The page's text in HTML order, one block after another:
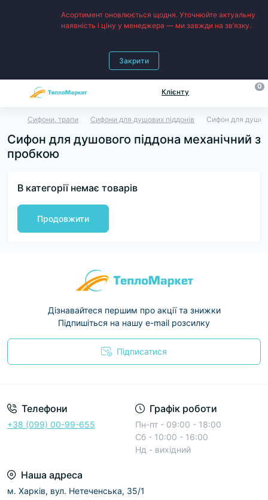
Асортимент оновлюється щодня. Уточнюйте актуальну
наявність і ціну у менеджера — ми завжди на зв’язку.
Закрити
Клієнту
0
Сифони, трапи Сифони для душових піддонів Сифон для
Сифон для душового піддона механічний з
пробкою
В категорії немає товарів
Продовжити
Дізнавайтеся першим про акції та знижки
Підпишіться на нашу e-mail розсилку
Підписатися
Телефони
+38 (099) 00-99-655
Графік роботи
Пн-пт - 09:00 - 18:00
Сб - 10:00 - 16:00
Нд - вихідний
Наша адреса
м. Харків, вул. Нетеченська, 35/1